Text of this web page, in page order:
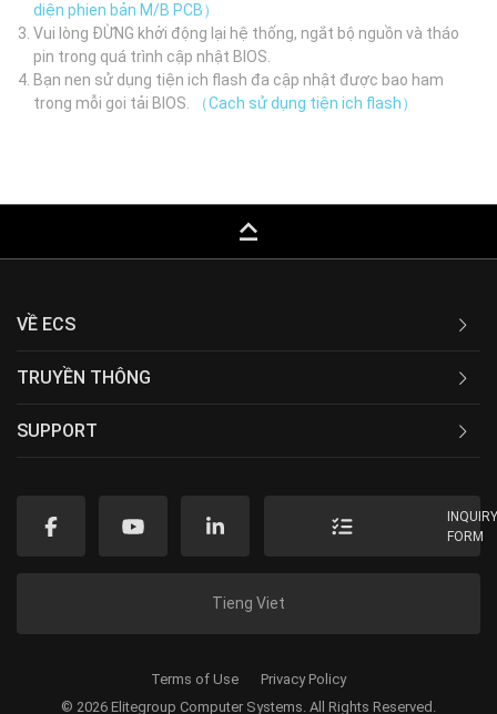
diện phien bản M/B PCB）
Vui lòng ĐỪNG khởi động lại hệ thống, ngắt bộ nguồn và tháo
pin trong quá trình cập nhật BIOS.
Bạn nen sử dụng tiện ich flash đa cập nhật được bao ham
trong mỗi goi tải BIOS.
（Cach sử dụng tiện ich flash）
keyboard_capslock
VỀ ECS
TRUYỀN THÔNG
SUPPORT
FORM
Tieng Viet
© 2026 Elitegroup Computer Systems. All Rights Reserved.
Terms of Use Privacy Policy